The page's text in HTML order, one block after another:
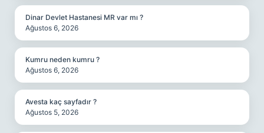
Dinar Devlet Hastanesi MR var mı ?
Ağustos 6, 2026
Kumru neden kumru ?
Ağustos 6, 2026
Avesta kaç sayfadır ?
Ağustos 5, 2026